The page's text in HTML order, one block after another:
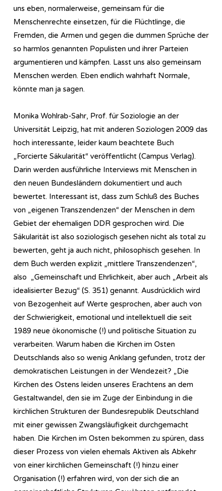
uns eben, normalerweise, gemeinsam für die
Menschenrechte einsetzen, für die Flüchtlinge, die
Fremden, die Armen und gegen die dummen Sprüche der
so harmlos genannten Populisten und ihrer Parteien
argumentieren und kämpfen. Lasst uns also gemeinsam
Menschen werden. Eben endlich wahrhaft Normale,
könnte man ja sagen.
Monika Wohlrab-Sahr, Prof. für Soziologie an der
Universität Leipzig, hat mit anderen Soziologen 2009 das
hoch interessante, leider kaum beachtete Buch
„Forcierte Säkularität“ veröffentlicht (Campus Verlag).
Darin werden ausführliche Interviews mit Menschen in
den neuen Bundesländern dokumentiert und auch
bewertet. Interessant ist, dass zum Schluß des Buches
von „eigenen Transzendenzen“ der Menschen in dem
Gebiet der ehemaligen DDR gesprochen wird. Die
Säkularität ist also soziologisch gesehen nicht als total zu
bewerten, geht ja auch nicht, philosophisch gesehen. In
dem Buch werden explizit „mittlere Transzendenzen“,
also „Gemeinschaft und Ehrlichkeit, aber auch „Arbeit als
idealisierter Bezug“ (S. 351) genannt. Ausdrücklich wird
von Bezogenheit auf Werte gesprochen, aber auch von
der Schwierigkeit, emotional und intellektuell die seit
1989 neue ökonomische (!) und politische Situation zu
verarbeiten. Warum haben die Kirchen im Osten
Deutschlands also so wenig Anklang gefunden, trotz der
demokratischen Leistungen in der Wendezeit? „Die
Kirchen des Ostens leiden unseres Erachtens an dem
Gestaltwandel, den sie im Zuge der Einbindung in die
kirchlichen Strukturen der Bundesrepublik Deutschland
mit einer gewissen Zwangsläufigkeit durchgemacht
haben. Die Kirchen im Osten bekommen zu spüren, dass
dieser Prozess von vielen ehemals Aktiven als Abkehr
von einer kirchlichen Gemeinschaft (!) hinzu einer
Organisation (!) erfahren wird, von der sich die an